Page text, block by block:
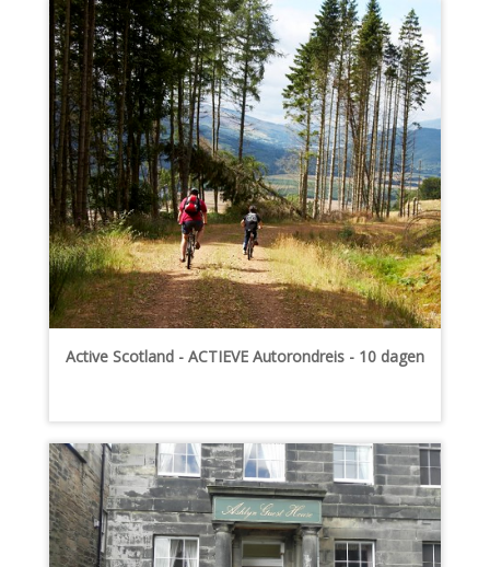
Active Scotland - ACTIEVE Autorondreis - 10 dagen